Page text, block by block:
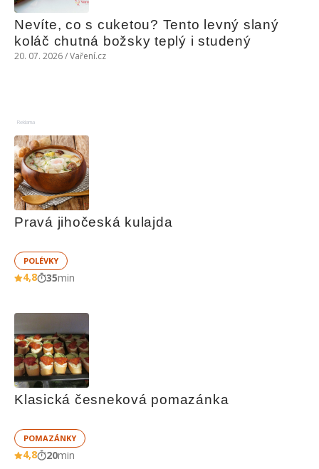
Nevíte, co s cuketou? Tento levný slaný
koláč chutná božsky teplý i studený
20. 07. 2026 / Vaření.cz
Reklama
Pravá jihočeská kulajda
POLÉVKY
4,8 35min
Klasická česneková pomazánka
POMAZÁNKY
4,8 20min